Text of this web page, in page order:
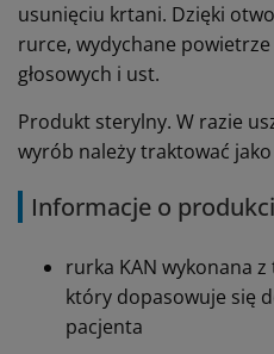
usunięciu krtani. Dzięki
rurce, wydychane
głosowych i ust.
Produkt sterylny. W razie
wyrób należy traktować
Informacje o
rurka KAN wykonana
który dopasowuje się
pacjenta